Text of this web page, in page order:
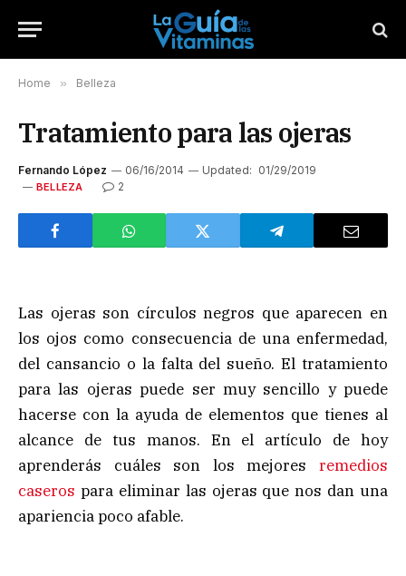
Home » Belleza
Tratamiento para las ojeras
Fernando López 06/16/2014 Updated: 01/29/2019
BELLEZA 2
Las ojeras son círculos negros que aparecen en
los ojos como consecuencia de una enfermedad,
del cansancio o la falta del sueño. El tratamiento
para las ojeras puede ser muy sencillo y puede
hacerse con la ayuda de elementos que tienes al
alcance de tus manos. En el artículo de hoy
aprenderás cuáles son los mejores remedios
caseros para eliminar las ojeras que nos dan una
apariencia poco afable.